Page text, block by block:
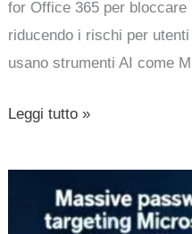
for Office 365 per
riducendo i rischi per
usano strumenti AI come
Leggi tutto »
attacco